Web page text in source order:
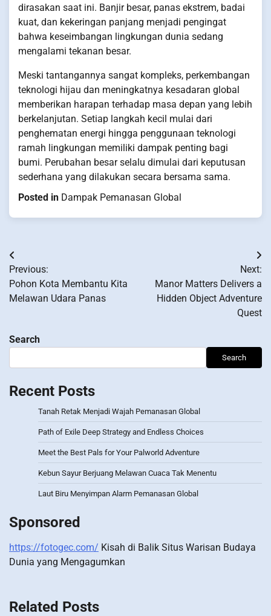
dirasakan saat ini. Banjir besar, panas ekstrem, badai
kuat, dan kekeringan panjang menjadi pengingat
bahwa keseimbangan lingkungan dunia sedang
mengalami tekanan besar.
Meski tantangannya sangat kompleks, perkembangan
teknologi hijau dan meningkatnya kesadaran global
memberikan harapan terhadap masa depan yang lebih
berkelanjutan. Setiap langkah kecil mulai dari
penghematan energi hingga penggunaan teknologi
ramah lingkungan memiliki dampak penting bagi
bumi. Perubahan besar selalu dimulai dari keputusan
sederhana yang dilakukan secara bersama sama.
Posted in Dampak Pemanasan Global
Post
navigation
Previous:
Pohon Kota Membantu Kita
Melawan Udara Panas
Next:
Manor Matters Delivers a
Hidden Object Adventure
Quest
Search
Search
Recent Posts
Tanah Retak Menjadi Wajah Pemanasan Global
Path of Exile Deep Strategy and Endless Choices
Meet the Best Pals for Your Palworld Adventure
Kebun Sayur Berjuang Melawan Cuaca Tak Menentu
Laut Biru Menyimpan Alarm Pemanasan Global
Sponsored
https://fotogec.com/ Kisah di Balik Situs Warisan Budaya
Dunia yang Mengagumkan
Related Posts